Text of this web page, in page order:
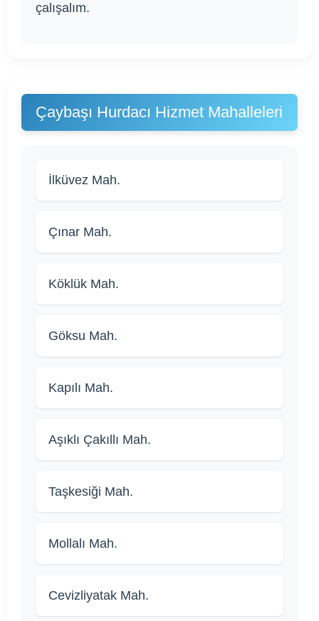
çalışalım.
Çaybaşı Hurdacı Hizmet Mahalleleri
İlküvez Mah.
Çınar Mah.
Köklük Mah.
Göksu Mah.
Kapılı Mah.
Aşıklı Çakıllı Mah.
Taşkesiği Mah.
Mollalı Mah.
Cevizliyatak Mah.